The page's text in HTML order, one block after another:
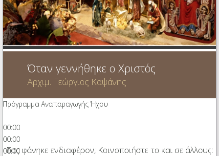
Ηχητικά
Όταν γεννήθηκε ο Χριστός
Αρχιμ. Γεώργιος Καψάνης
Πρόγραμμα Αναπαραγωγής Ήχου
00:00
00:00
00:00
Σας φάνηκε ενδιαφέρον; Κοινοποιήστε το και σε άλλους: